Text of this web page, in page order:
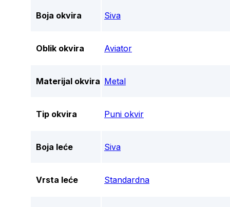
Boja okvira Siva
Oblik okvira Aviator
Materijal okvira Metal
Tip okvira Puni okvir
Boja leće Siva
Vrsta leće Standardna